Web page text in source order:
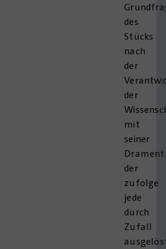
des
Stücks
nach
der
der
mit
seiner
der
zufolge
jede
durch
Zufall